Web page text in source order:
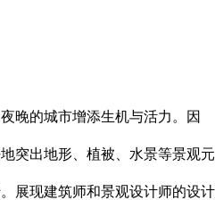
晚的城市增添生机与活力。因
地形、植被、水景等景观元
。展现建筑师和景观设计师的设计